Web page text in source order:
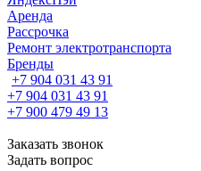
Аренда
Рассрочка
Ремонт электротранспорта
Бренды
+7 904 031 43 91
+7 904 031 43 91
+7 900 479 49 13
Заказать звонок
Задать вопрос